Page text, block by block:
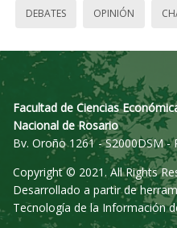
DEBATES OPINIÓN
Facultad de Ciencias
Nacional de Rosario
Bv. Oroño 1261 - S2000DSM -
Copyright © 2021. All Rights
Desarrollado a partir de
Tecnología de la Información